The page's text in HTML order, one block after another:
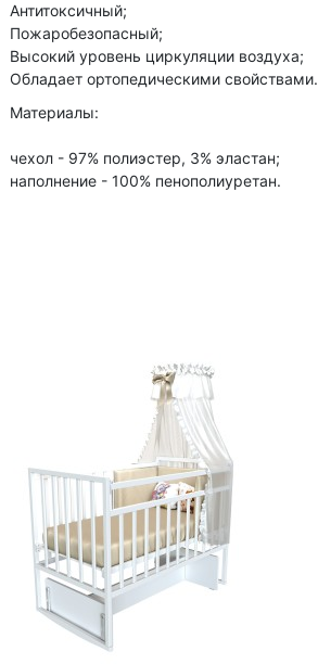
Антитоксичный;
Пожаробезопасный;
Высокий уровень циркуляции воздуха;
Обладает ортопедическими свойствами.
Материалы:
чехол - 97% полиэстер, 3% эластан;
наполнение - 100% пенополиуретан.